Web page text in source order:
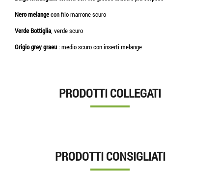
Nero melangecon filo marrone scuro
Verde Bottiglia, verde scuro
Grigio grey graeu: medio scuro con inserti melange
PRODOTTI COLLEGATI
PRODOTTI CONSIGLIATI